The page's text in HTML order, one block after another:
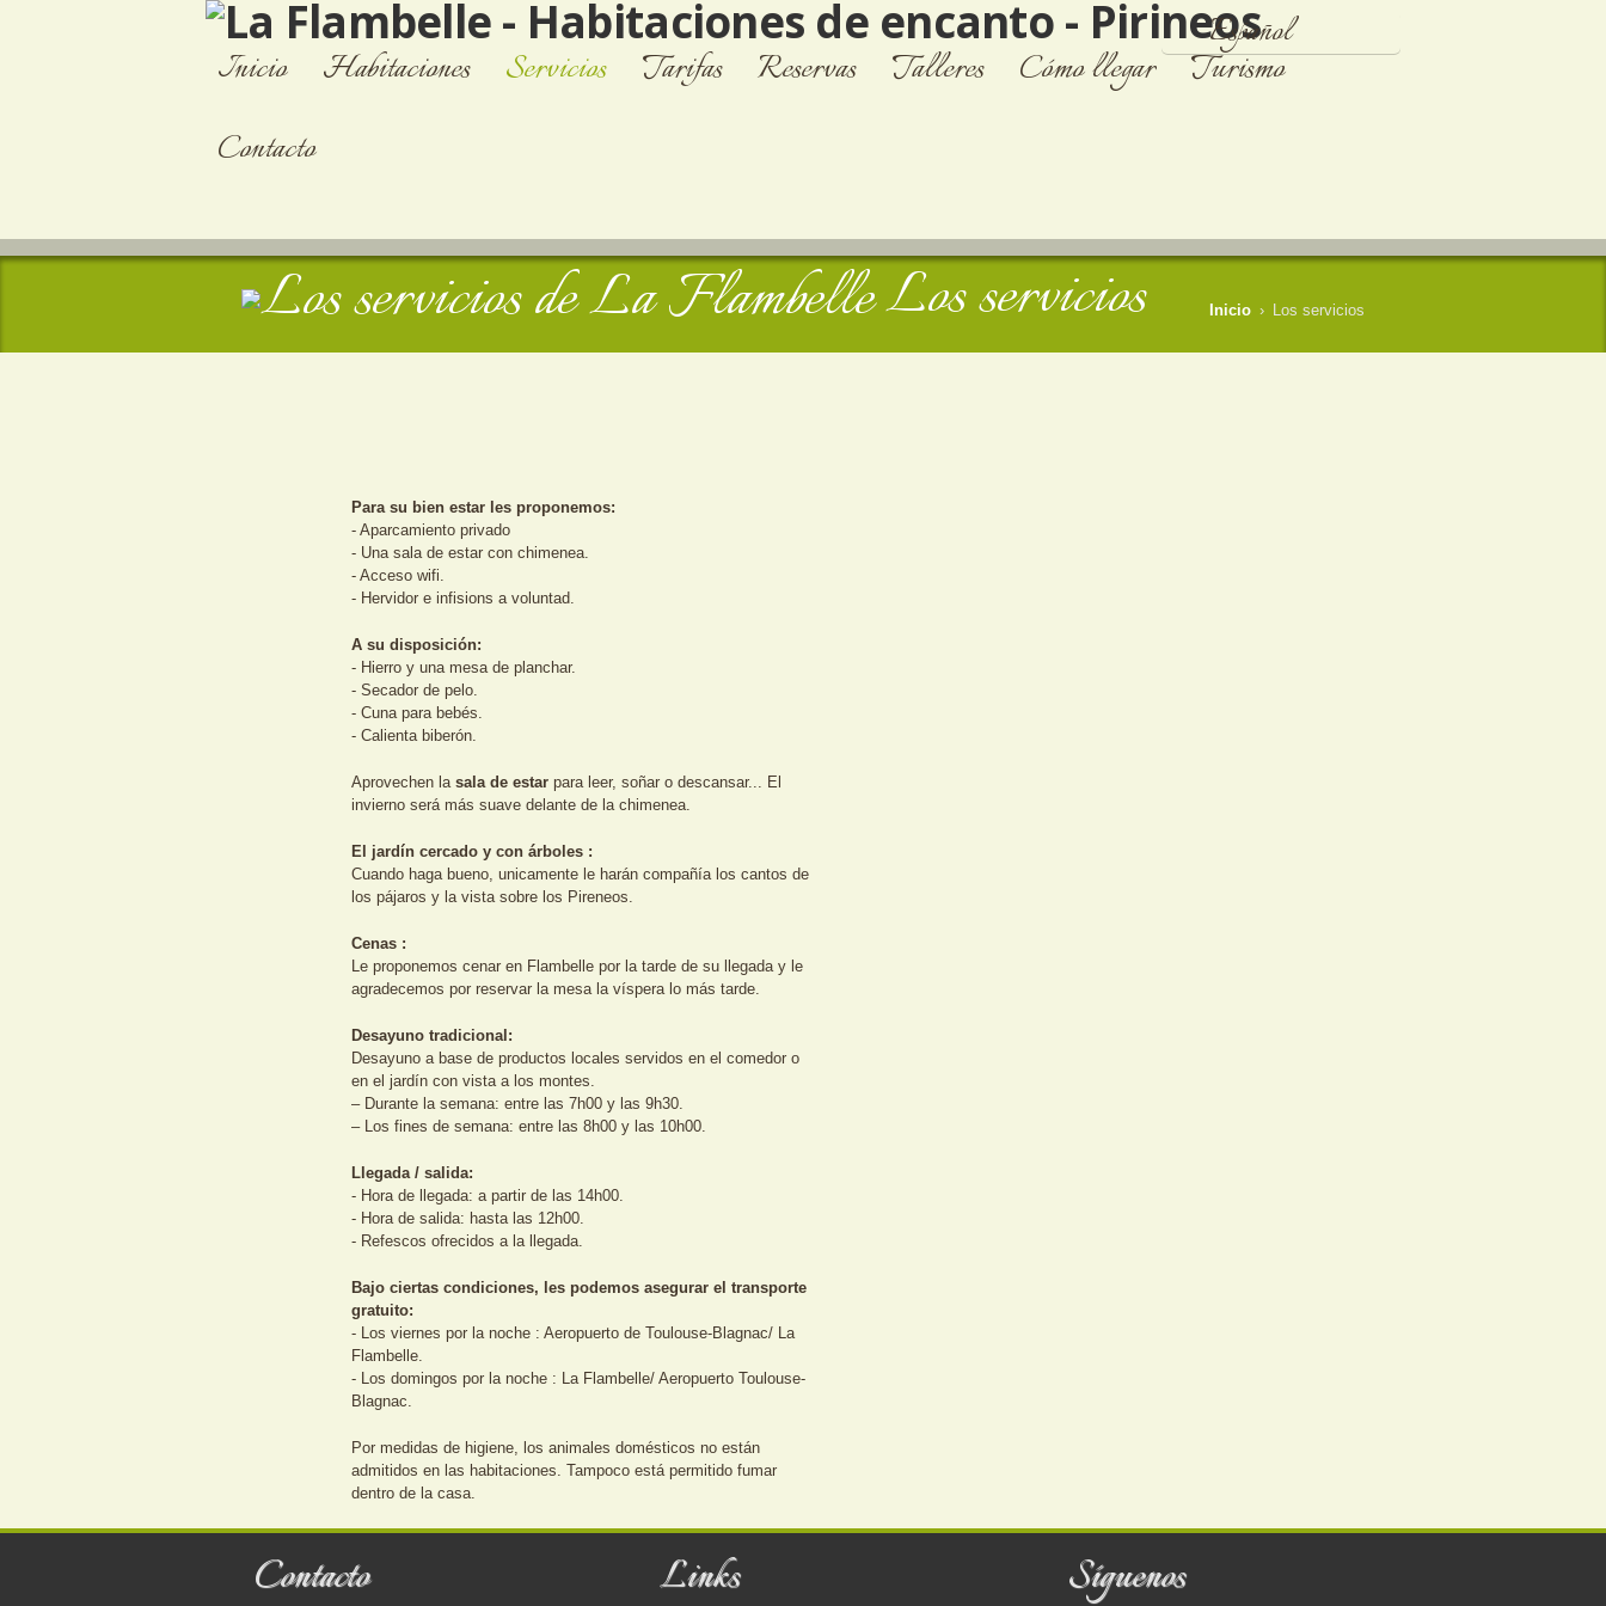
Español
Français
Inicio Habitaciones Servicios Tarifas Reservas Talleres Cómo llegar
Turismo
Contacto
Los servicios Inicio › Los servicios
Para su bien estar les proponemos:
- Aparcamiento privado
- Una sala de estar con chimenea.
- Acceso wifi.
- Hervidor e infisions a voluntad.
A su disposición:
- Hierro y una mesa de planchar.
- Secador de pelo.
- Cuna para bebés.
- Calienta biberón.
Aprovechen lasala de estar para leer, soñar o descansar... El
invierno será más suave delante de la chimenea.
El jardín cercado y con árboles :
Cuando haga bueno, unicamente le harán compañía los cantos de
los pájaros y la vista sobre los Pireneos.
Cenas :
Le proponemos cenar en Flambelle por la tarde de su llegada y le
agradecemos por reservar la mesa la víspera lo más tarde.
Desayuno tradicional:
Desayuno a base de productos locales servidos en el comedor o
en el jardín con vista a los montes.
– Durante la semana: entre las 7h00 y las 9h30.
– Los fines de semana: entre las 8h00 y las 10h00.
Llegada / salida:
- Hora de llegada: a partir de las 14h00.
- Hora de salida: hasta las 12h00.
- Refescos ofrecidos a la llegada.
Bajo ciertas condiciones, les podemos asegurar el transporte
gratuito:
- Los viernes por la noche : Aeropuerto de Toulouse-Blagnac/ La
Flambelle.
- Los domingos por la noche : La Flambelle/ Aeropuerto Toulouse-
Blagnac.
Por medidas de higiene, los animales domésticos no están
admitidos en las habitaciones. Tampoco está permitido fumar
dentro de la casa.
Contacto Links Síguenos